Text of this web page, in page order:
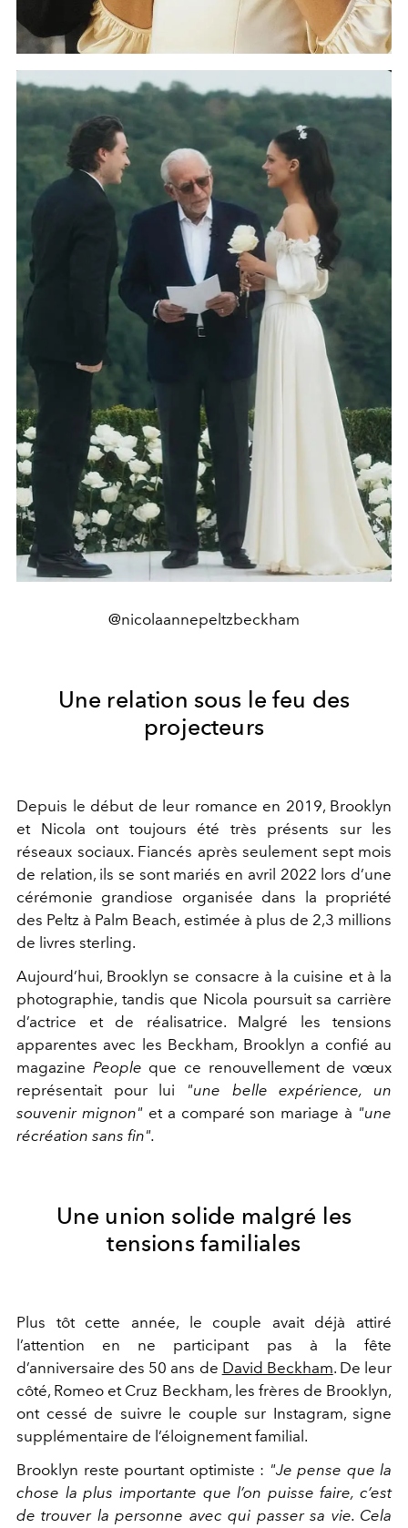
@nicolaannepeltzbeckham
Une relation sous le feu des
projecteurs
Depuis le début de leur romance en 2019, Brooklyn
et Nicola ont toujours été très présents sur les
réseaux sociaux. Fiancés après seulement sept mois
de relation, ils se sont mariés en avril 2022 lors d’une
cérémonie grandiose organisée dans la propriété
des Peltz à Palm Beach, estimée à plus de 2,3 millions
de livres sterling.
Aujourd’hui, Brooklyn se consacre à la cuisine et à la
photographie, tandis que Nicola poursuit sa carrière
d’actrice et de réalisatrice. Malgré les tensions
apparentes avec les Beckham, Brooklyn a confié au
magazine People que ce renouvellement de vœux
représentait pour lui "une belle expérience, un
souvenir mignon" et a comparé son mariage à "une
récréation sans fin".
Une union solide malgré les
tensions familiales
Plus tôt cette année, le couple avait déjà attiré
l’attention en ne participant pas à la fête
d’anniversaire des 50 ans de David Beckham. De leur
côté, Romeo et Cruz Beckham, les frères de Brooklyn,
ont cessé de suivre le couple sur Instagram, signe
supplémentaire de l’éloignement familial.
Brooklyn reste pourtant optimiste : "Je pense que la
chose la plus importante que l’on puisse faire, c’est
de trouver la personne avec qui passer sa vie. Cela